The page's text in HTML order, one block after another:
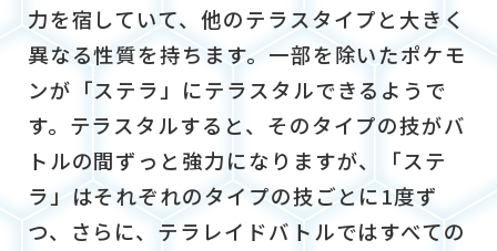
力を宿していて、他のテラスタイプと大きく
異なる性質を持ちます。一部を除いたポケモ
ンが「ステラ」にテラスタルできるようで
す。テラスタルすると、そのタイプの技がバ
トルの間ずっと強力になりますが、「ステ
ラ」はそれぞれのタイプの技ごとに1度ず
つ、さらに、テラレイドバトルではすべての